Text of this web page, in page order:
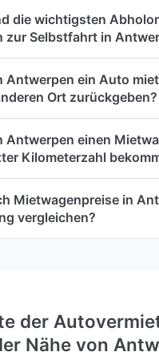
die wichtigsten
zur Selbstfahrt in
Antwerpen ein Auto
Ort zurückgeben?
Antwerpen einen
Kilometerzahl
Mietwagenpreise in
vergleichen?
der
Nähe von